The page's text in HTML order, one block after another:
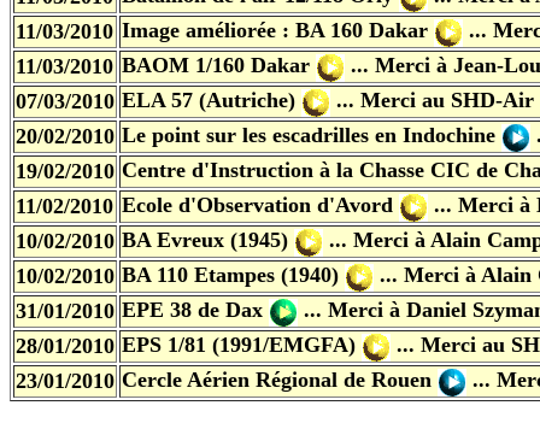
11/03/2010 Image améliorée : BA 160 Dakar
...
11/03/2010 BAOM 1/160 Dakar
... Merci à Jean-
07/03/2010 ELA 57 (Autriche)
... Merci au SHD-
20/02/2010 Le point sur les escadrilles en Indochine
19/02/2010 Centre d'Instruction à la Chasse CIC de
11/02/2010 Ecole d'Observation d'Avord ... Merci à
10/02/2010 BA Evreux (1945) ... Merci à Alain
10/02/2010 BA 110 Etampes (1940) ... Merci à Alain
31/01/2010 EPE 38 de Dax ... Merci à Daniel
28/01/2010 EPS 1/81 (1991/EMGFA) ... Merci au
23/01/2010 Cercle Aérien Régional de Rouen ...